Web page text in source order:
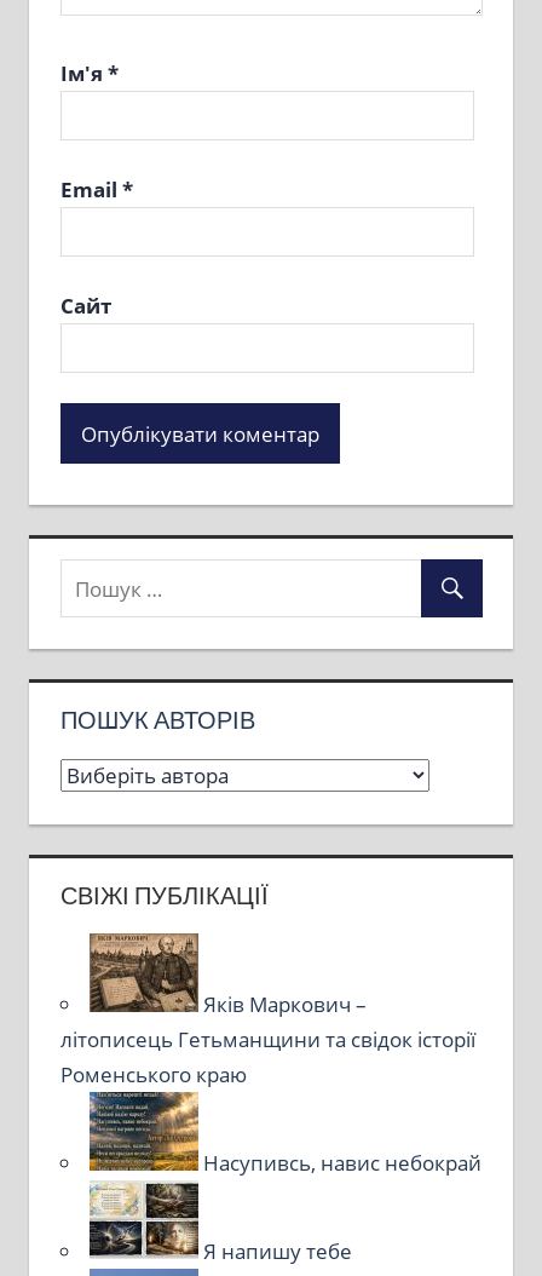
Ім'я *
Email *
Сайт
ПОШУК АВТОРІВ
СВІЖІ ПУБЛІКАЦІЇ
Яків Маркович –
літописець Гетьманщини та свідок історії
Роменського краю
Насупивсь, навис небокрай
Я напишу тебе